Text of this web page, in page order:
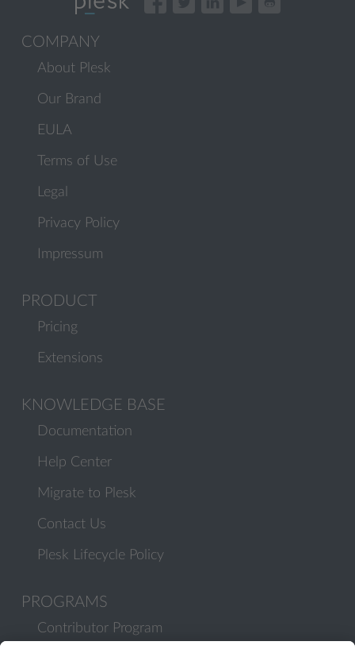
COMPANY
About Plesk
Our Brand
EULA
Terms of Use
Legal
Privacy Policy
Impressum
PRODUCT
Pricing
Extensions
KNOWLEDGE BASE
Documentation
Help Center
Migrate to Plesk
Contact Us
Plesk Lifecycle Policy
PROGRAMS
Contributor Program